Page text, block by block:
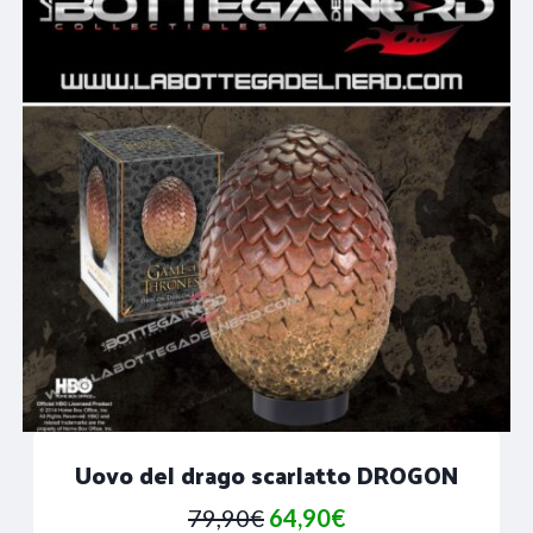
Uovo del drago scarlatto DROGON
79,90€ Il
64,90€Il